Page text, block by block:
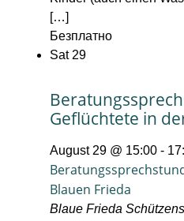
[…]
Безплатно
Sat 29
Geflüchtete in
August 29 @ 15:00 -
Blauen Frieda
Blaue Frieda